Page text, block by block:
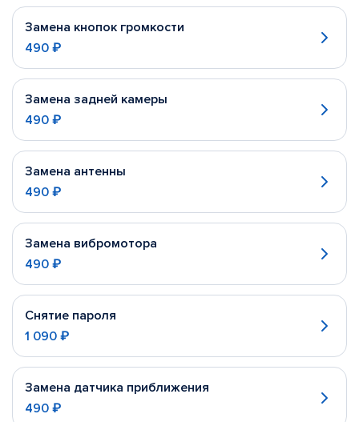
Замена кнопок громкости
490 ₽
Замена задней камеры
490 ₽
Замена антенны
490 ₽
Замена вибромотора
490 ₽
Снятие пароля
1 090 ₽
Замена датчика приближения
490 ₽